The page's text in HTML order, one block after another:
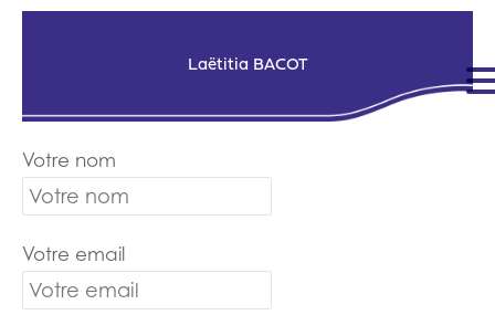
Laëtitia BACOT
Votre nom
Votre email